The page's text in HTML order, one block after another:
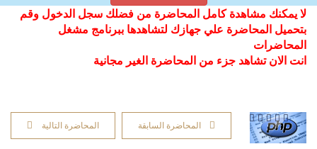
لا يمكنك مشاهدة كامل المحاضرة من فضلك سجل الدخول وقم
بتحميل المحاضرة علي جهازك لتشاهدها ببرنامج مشغل
المحاضرات
انت الان تشاهد جزء من المحاضرة الغير مجانية
المحاضرة السابقة المحاضرة التالية